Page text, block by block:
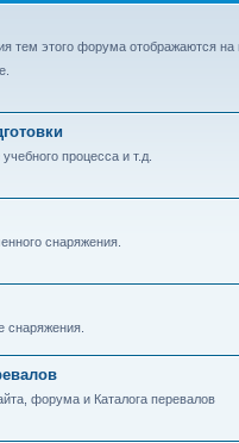
тем этого форума отображаются на
процесса и т.д.
снаряжения.
снаряжения.
форума и Каталога перевалов